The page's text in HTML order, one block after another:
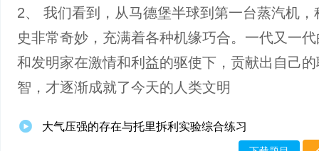
2、 我们看到，从马德堡半球到第一台蒸汽机，
史非常奇妙，充满着各种机缘巧合。一代又一
和发明家在激情和利益的驱使下，贡献出自己
智，才逐渐成就了今天的人类文明
大气压强的存在与托里拆利实验综合练习